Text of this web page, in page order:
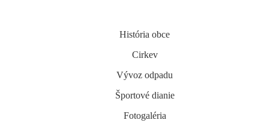
História obce
Cirkev
Vývoz odpadu
Športové dianie
Fotogaléria